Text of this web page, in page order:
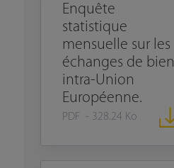
Enquête
statistique
mensuelle sur les
échanges de bien
intra-Union
Européenne.
PDF - 328.24 Ko